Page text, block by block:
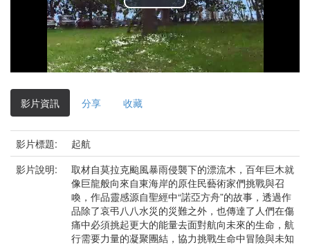
播
放
影
影片資訊 分享 收藏
影片標題:
起航
影片說明:
取材自莫拉克颱風暴雨侵襲下的漂流木，百年巨木就
像巨龍般向來自東海岸的原住民藝術家們挑戰與召
喚，作品靈感源自聖經中“諾亞方舟”的故事，透過作
品除了哀弔八八水災的災難之外，也傳達了人們在傷
痛中必須挑起更大的能量去面對航向未來的生命，航
行需要力量的凝聚團結，協力挑戰生命中冒險與未知